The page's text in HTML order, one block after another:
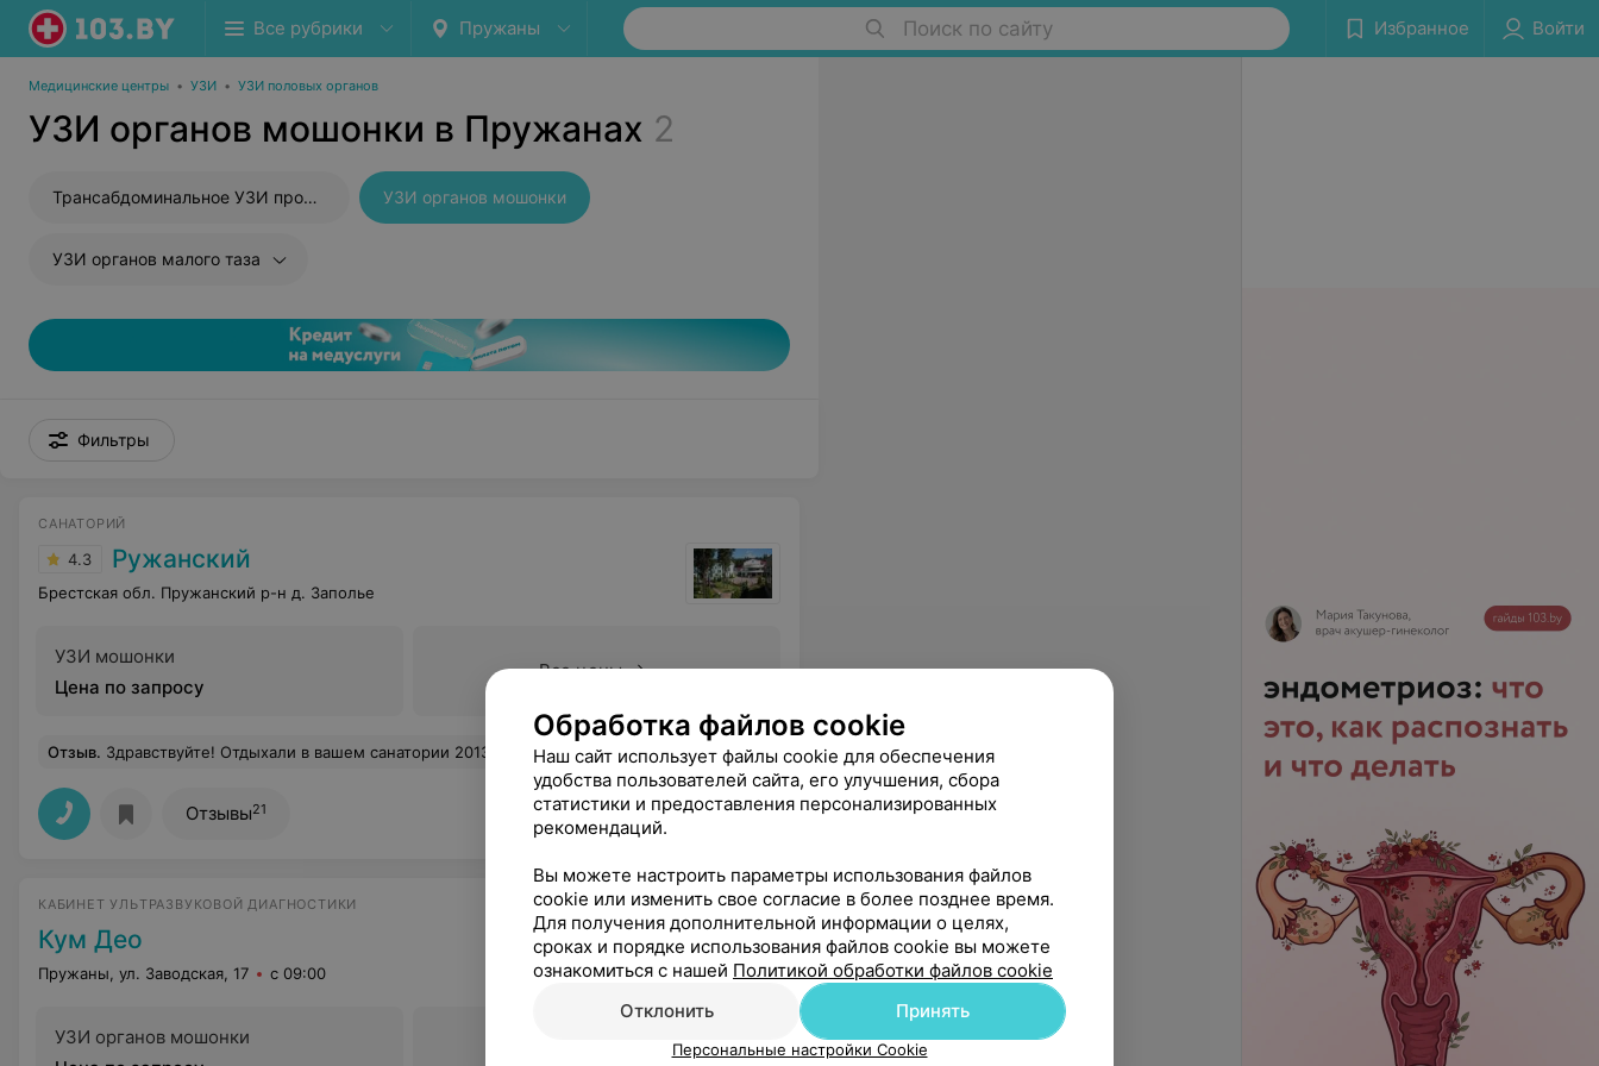
Все рубрики Пружаны Поиск по сайту Избранное Войти
Медицинские центры • УЗИ • УЗИ половых органов
УЗИ органов мошонки в Пружанах 2
Трансабдоминальное УЗИ простаты УЗИ органов мошонки
УЗИ органов малого таза
Фильтры
САНАТОРИЙ
4.3 Ружанский
Брестская обл. Пружанский р-н д. Заполье
УЗИ мошонки
Цена по запросу
Все цены
Отзыв. Здравствуйте! Отдыхали в вашем санатории 2013 году в августе! Все супер!И питание и обслуживание и процедуры!!!! Скажи те можно ли заказать путевки где-то с 1 июля 2014 года?И какие цены для граждан РБ? Еще
Отзывы21
КАБИНЕТ УЛЬТРАЗВУКОВОЙ ДИАГНОСТИКИ
Кум Део
Пружаны, ул. Заводская, 17 с 09:00
УЗИ органов мошонки
Обработка файлов cookie
Наш сайт использует файлы cookie для обеспечения
удобства пользователей сайта, его улучшения, сбора
статистики и предоставления персонализированных
рекомендаций.
Вы можете настроить параметры использования файлов
cookie или изменить свое согласие в более позднее время.
Для получения дополнительной информации о целях,
сроках и порядке использования файлов cookie вы можете
ознакомиться с нашей Политикой обработки файлов cookie
Отклонить
Принять
Персональные настройки Cookie